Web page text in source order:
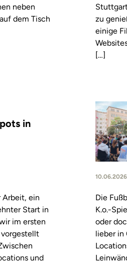
neben
dem Tisch
zu
einige
[…]
in
Arbeit, ein
Start in
im ersten
und
Die
K.o.-
oder
lieber in